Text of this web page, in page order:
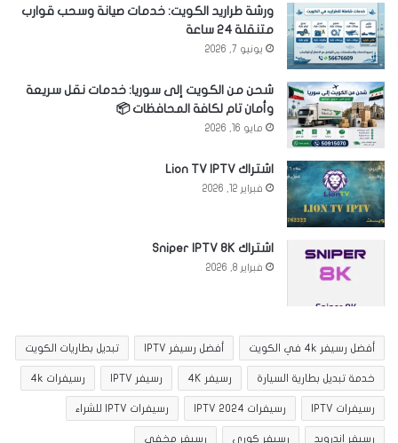
ورشة طراريد الكويت: خدمات صيانة وسحب قوارب
متنقلة 24 ساعة
يونيو 7, 2026
شحن من الكويت إلى سوريا: خدمات نقل سريعة
وأمان تام لكافة المحافظات 📦
مايو 16, 2026
اشتراك Lion TV IPTV
فبراير 12, 2026
اشتراك Sniper IPTV 8K
فبراير 8, 2026
أفضل رسيفر 4k في الكويت أفضل رسيفر IPTV تبديل بطاريات الكويت
خدمة تبديل بطارية السيارة رسيفر 4K رسيفر IPTV رسيفرات 4k
رسيفرات IPTV رسيفرات IPTV 2024 رسيفرات IPTV للشراء
رسيفر اندرويد رسيفر كوري رسيفر مخفي